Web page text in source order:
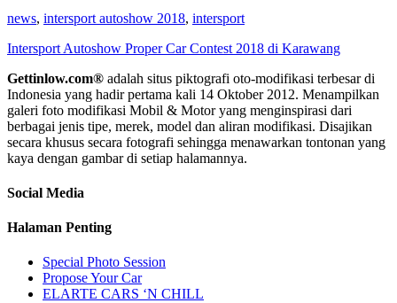
news, intersport autoshow 2018, intersport
Intersport Autoshow Proper Car Contest 2018 di Karawang
Gettinlow.com® adalah situs piktografi oto-modifikasi terbesar di
Indonesia yang hadir pertama kali 14 Oktober 2012. Menampilkan
galeri foto modifikasi Mobil & Motor yang menginspirasi dari
berbagai jenis tipe, merek, model dan aliran modifikasi. Disajikan
secara khusus secara fotografi sehingga menawarkan tontonan yang
kaya dengan gambar di setiap halamannya.
Social Media
Halaman Penting
Special Photo Session
Propose Your Car
ELARTE CARS ‘N CHILL